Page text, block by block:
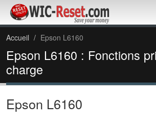
Accueil Epson L6160
Epson L6160 : Fonctions
charge
Epson L6160